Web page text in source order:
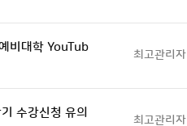
비대학 YouTub
최고관리자
수강신청 유의
최고관리자